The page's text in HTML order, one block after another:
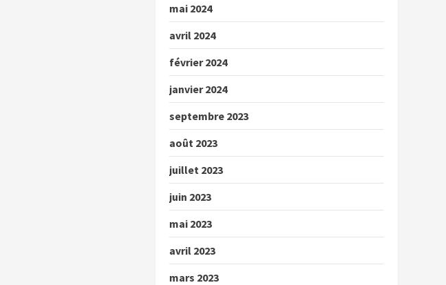
mai 2024
avril 2024
février 2024
janvier 2024
septembre 2023
août 2023
juillet 2023
juin 2023
mai 2023
avril 2023
mars 2023